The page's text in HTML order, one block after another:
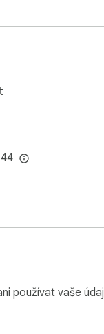
používat vaše